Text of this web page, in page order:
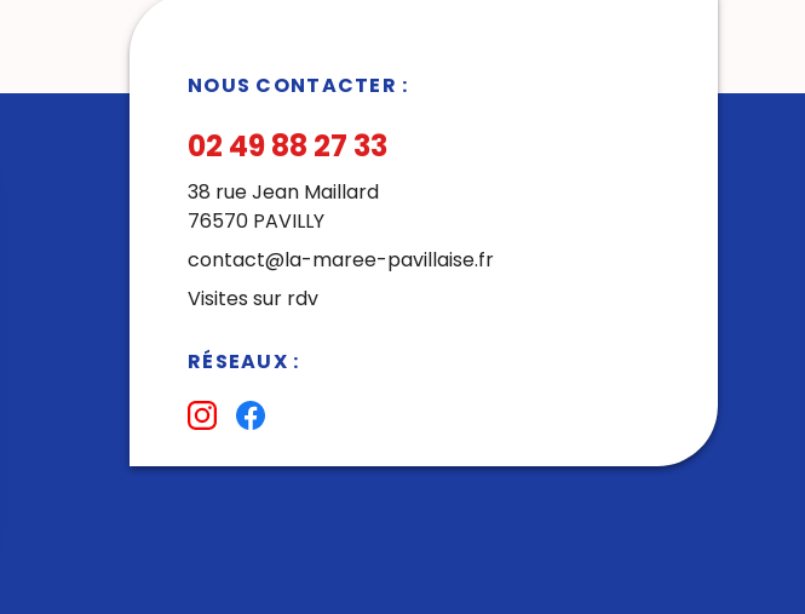
NOUS CONTACTER :
02 49 88 27 33
38 rue Jean Maillard
76570 PAVILLY
contact@la-maree-pavillaise.fr
Visites sur rdv
RÉSEAUX :